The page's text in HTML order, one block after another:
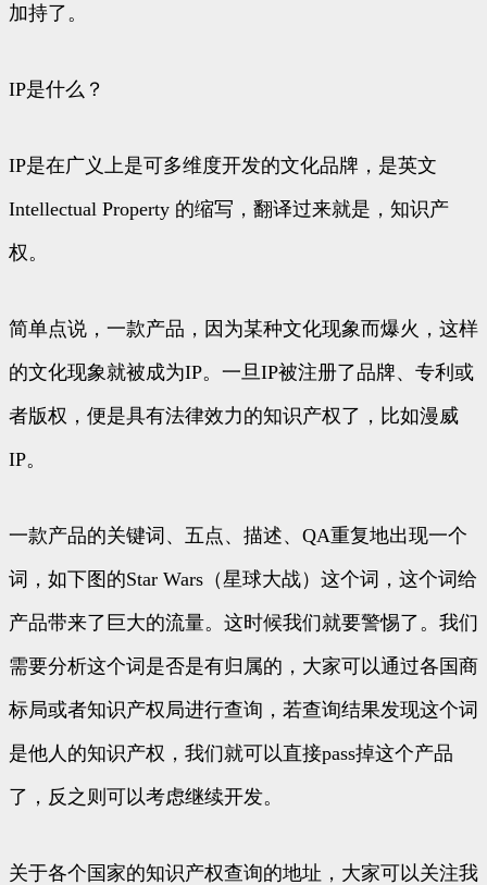
加持了。
IP是什么？
IP是在广义上是可多维度开发的文化品牌，是英文
Intellectual Property 的缩写，翻译过来就是，知识产
权。
简单点说，一款产品，因为某种文化现象而爆火，这样
的文化现象就被成为IP。一旦IP被注册了品牌、专利或
者版权，便是具有法律效力的知识产权了，比如漫威
IP。
一款产品的关键词、五点、描述、QA重复地出现一个
词，如下图的Star Wars（星球大战）这个词，这个词给
产品带来了巨大的流量。这时候我们就要警惕了。我们
需要分析这个词是否是有归属的，大家可以通过各国商
标局或者知识产权局进行查询，若查询结果发现这个词
是他人的知识产权，我们就可以直接pass掉这个产品
了，反之则可以考虑继续开发。
关于各个国家的知识产权查询的地址，大家可以关注我